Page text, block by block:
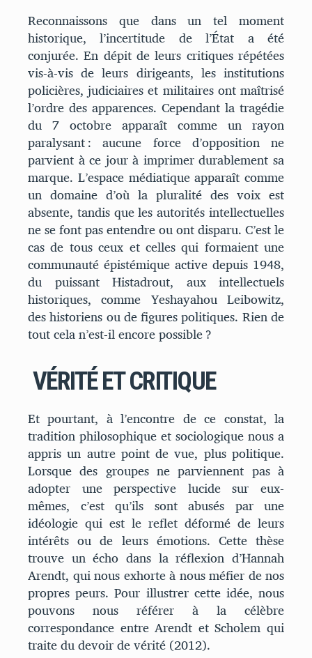
Reconnaissons que dans un tel moment
historique, l’incertitude de l’État a été
conjurée. En dépit de leurs critiques répétées
vis-à-vis de leurs dirigeants, les institutions
policières, judiciaires et militaires ont maîtrisé
l’ordre des apparences. Cependant la tragédie
du 7 octobre apparaît comme un rayon
paralysant : aucune force d’opposition ne
parvient à ce jour à imprimer durablement sa
marque. L’espace médiatique apparaît comme
un domaine d’où la pluralité des voix est
absente, tandis que les autorités intellectuelles
ne se font pas entendre ou ont disparu. C’est le
cas de tous ceux et celles qui formaient une
communauté épistémique active depuis 1948,
du puissant Histadrout, aux intellectuels
historiques, comme Yeshayahou Leibowitz,
des historiens ou de figures politiques. Rien de
tout cela n’est-il encore possible ?
VÉRITÉ ET CRITIQUE
Et pourtant, à l’encontre de ce constat, la
tradition philosophique et sociologique nous a
appris un autre point de vue, plus politique.
Lorsque des groupes ne parviennent pas à
adopter une perspective lucide sur eux-
mêmes, c’est qu’ils sont abusés par une
idéologie qui est le reflet déformé de leurs
intérêts ou de leurs émotions. Cette thèse
trouve un écho dans la réflexion d’Hannah
Arendt, qui nous exhorte à nous méfier de nos
propres peurs. Pour illustrer cette idée, nous
pouvons nous référer à la célèbre
correspondance entre Arendt et Scholem qui
traite du devoir de vérité (2012).